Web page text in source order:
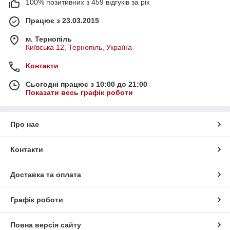
100% позитивних з 459 відгуків за рік
Працює з 23.03.2015
м. Тернопіль
Київська 12, Тернопіль, Україна
Контакти
Сьогодні працює з 10:00 до 21:00
Показати весь графік роботи
Про нас
Контакти
Доставка та оплата
Графік роботи
Повна версія сайту